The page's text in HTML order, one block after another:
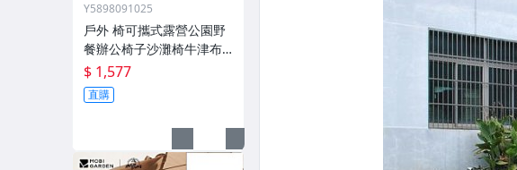
Y5898091025
戶外 椅可攜式露營公園野
餐辦公椅子沙灘椅牛津布
新款外
$ 1,577
直購